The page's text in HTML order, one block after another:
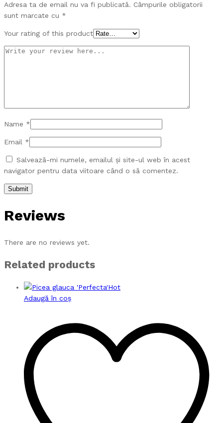
Adresa ta de email nu va fi publicată. Câmpurile obligatorii
sunt marcate cu *
Your rating of this product
Name *
Email *
Salvează-mi numele, emailul și site-ul web în acest
navigator pentru data viitoare când o să comentez.
Reviews
There are no reviews yet.
Related products
Hot
Adaugă în coș